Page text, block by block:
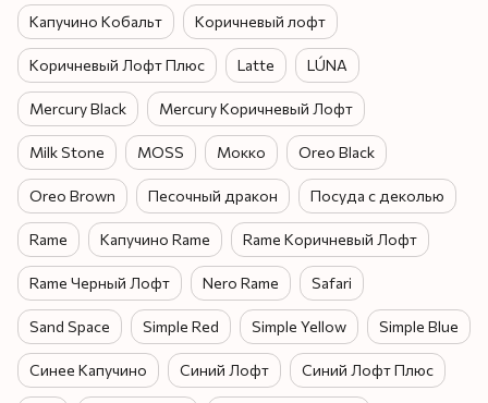
Капучино Кобальт Коричневый лофт
Коричневый Лофт Плюс Latte LÚNA
Mercury Black Mercury Коричневый Лофт
Milk Stone MOSS Мокко Oreo Black
Oreo Brown Песочный дракон Посуда с деколью
Rame Капучино Rame Rame Коричневый Лофт
Rame Черный Лофт Nero Rame Safari
Sand Space Simple Red Simple Yellow Simple Blue
Синее Капучино Синий Лофт Синий Лофт Плюс